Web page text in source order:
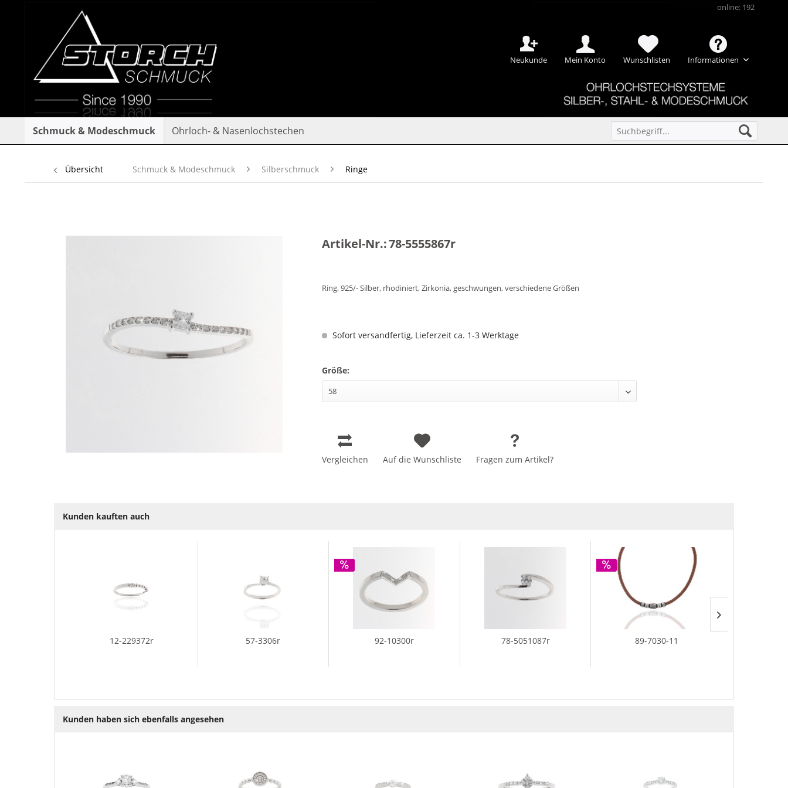
Neukunde Mein Konto Wunschlisten Informationen
online: 192
Schmuck & Modeschmuck Ohrloch- & Nasenlochstechen
Übersicht Schmuck & Modeschmuck Silberschmuck Ringe
Artikel-Nr.:78-5555867r
Ring, 925/- Silber, rhodiniert, Zirkonia, geschwungen, verschiedene Größen
Sofort versandfertig, Lieferzeit ca. 1-3 Werktage
Größe:
Vergleichen Auf die Wunschliste Fragen zum Artikel?
Kunden kauften auch
12-229372r 57-3306r 92-10300r 78-5051087r 89-7030-11
Kunden haben sich ebenfalls angesehen